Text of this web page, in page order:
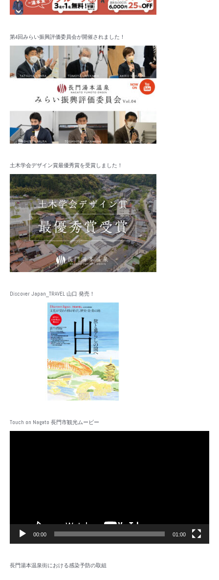
第4回みらい振興評価委員会が開催されました！
土木学会デザイン賞最優秀賞を受賞しました！
Discover Japan_TRAVEL 山口 発売！
Touch on Nagato 長門市観光ムービー
00:00 01:00
長門湯本温泉街における感染予防の取組